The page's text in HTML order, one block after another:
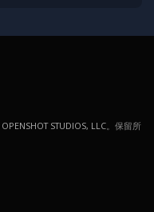
OPENSHOT STUDIOS, LLC 。保留所